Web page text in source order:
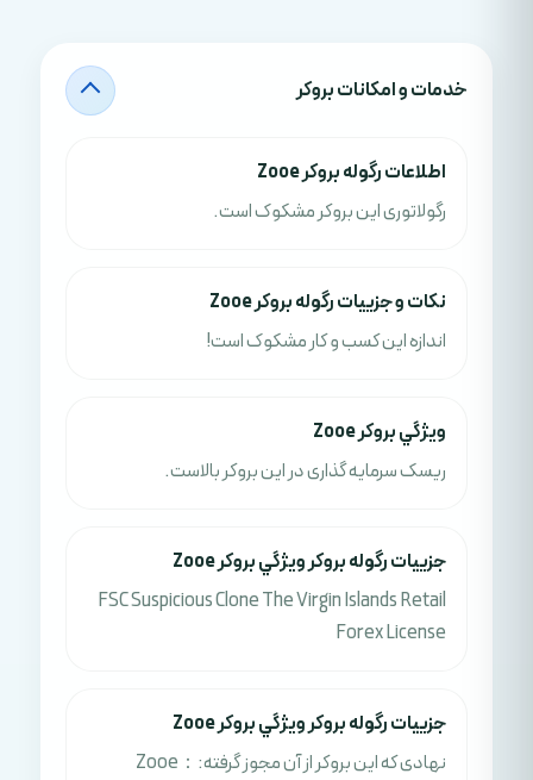
خدمات و امکانات بروکر
اطلاعات رگوله بروکر Zooe
رگولاتوری این بروکر مشکوک است.
نکات و جزييات رگوله بروکر Zooe
اندازه این کسب و کار مشکوک است!
ويژگي بروکر Zooe
ریسک سرمایه گذاری در این بروکر بالاست.
جزييات رگوله بروکر ويژگي بروکر Zooe
FSC Suspicious Clone The Virgin Islands Retail
Forex License
جزييات رگوله بروکر ويژگي بروکر Zooe
نهادی که این بروکر از آن مجوز گرفته:：Zooe